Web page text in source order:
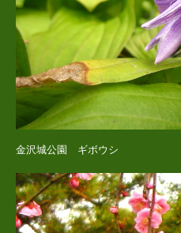
金沢城公園 ギボウシ